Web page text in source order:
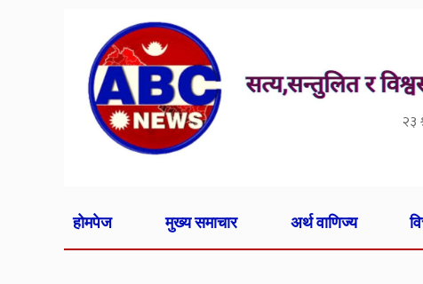
२३
होमपेज मुख्य समाचार अर्थ वाणिज्य